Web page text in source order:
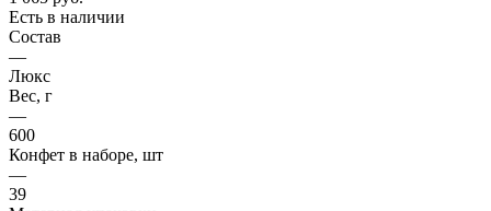
Есть в наличии
Состав
—
Люкс
Вес, г
—
600
Конфет в наборе, шт
—
39